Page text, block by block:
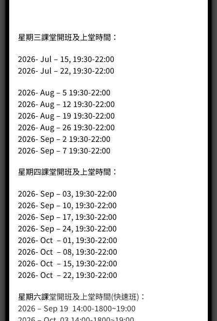
導師簡介
商店（產品）
課程/工作坊
客戶服務
聯絡我們
網站地圖
友站連結
產品分類
咖啡課程
星期三課堂開班及上堂時間：
2026- Jul – 15, 19:30-22:00
2026- Jul – 22, 19:30-22:00
2026- Aug – 5 19:30-22:00
2026- Aug – 12 19:30-22:00
2026- Aug – 19 19:30-22:00
2026- Aug – 26 19:30-22:00
2026- Sep – 2 19:30-22:00
2026- Sep – 7 19:30-22:00
星期四課堂開班及上堂時間：
2026- Sep – 03, 19:30-22:00
2026- Sep – 10, 19:30-22:00
2026- Sep – 17, 19:30-22:00
2026- Sep – 24, 19:30-22:00
2026- Oct – 01, 19:30-22:00
2026- Oct – 08, 19:30-22:00
2026- Oct – 15, 19:30-22:00
2026- Oct – 22, 19:30-22:00
星期六課堂開班及上堂時間(快速班)：
2026 – Sep 19 14:00-1800~19:00